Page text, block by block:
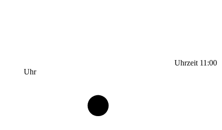
Uhrzeit 11:00
Uhr